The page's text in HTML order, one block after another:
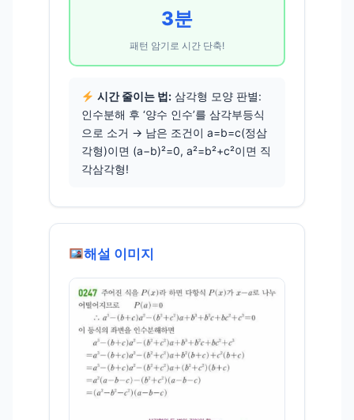
3분
패턴 암기로 시간 단축!
시간 줄이는 법:삼각형 모양 판별:
인수분해 후 ‘양수 인수’를 삼각부등식
으로 소거 → 남은 조건이 a=b=c(정삼
각형)이면 (a−b)²=0, a²=b²+c²이면 직
각삼각형!
해설 이미지